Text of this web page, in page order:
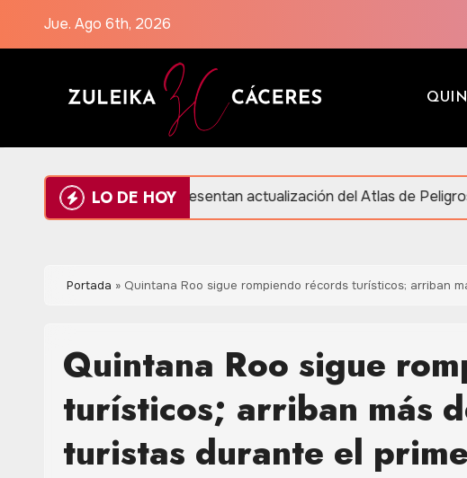
Jue. Ago 6th, 2026
LO DE HOY
Presentan actualización del Atlas de Peligros y Riesgos
Portada » Quintana Roo sigue rompiendo récords turísticos; arriban
Quintana Roo sigue
turísticos; arriban más
turistas durante el